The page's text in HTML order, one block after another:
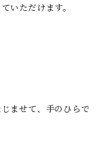
いただけます。
ませて、手のひらで